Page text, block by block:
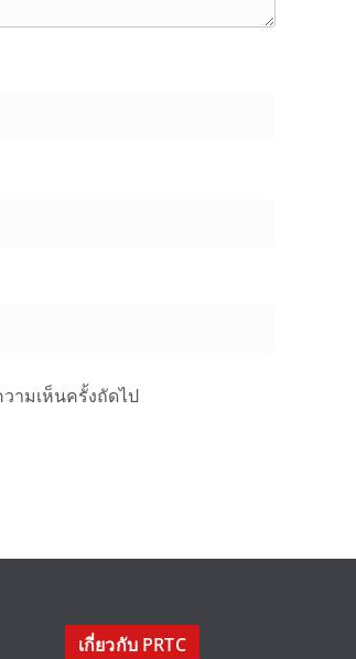
ามเห็นครั้งถัดไป
เกี่ยวกับ PRTC